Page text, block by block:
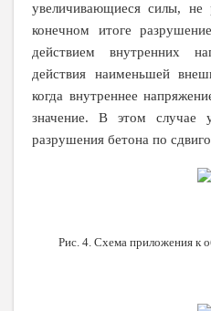
увеличивающиеся силы,
конечном итоге
действием внутренних
действия наименьшей
когда внутреннее
значение. В этом случае
разрушения бетона по
Рис. 4. Схема приложения к